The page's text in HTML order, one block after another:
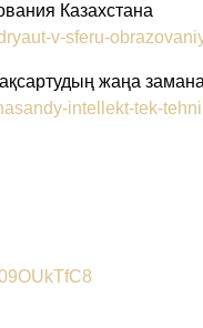
Казахстана
v-sferu-
жаңа
intellekt-tek-